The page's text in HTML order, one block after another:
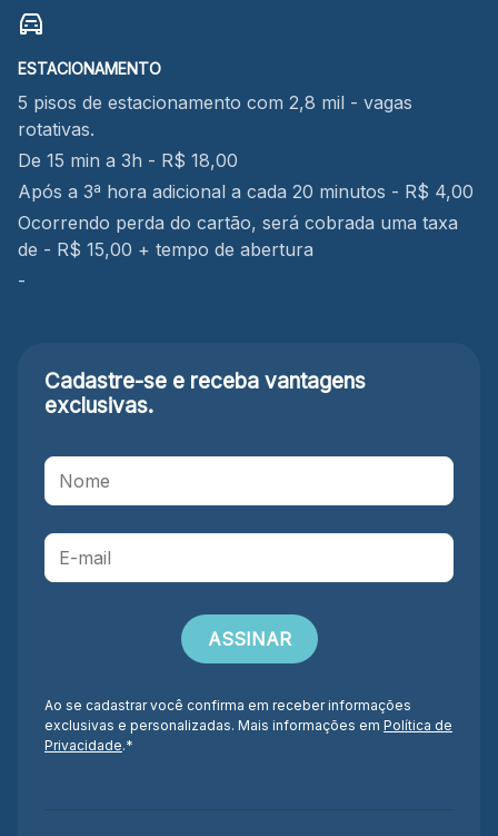
ESTACIONAMENTO
5 pisos de estacionamento com 2,8 mil - vagas
rotativas.
De 15 min a 3h - R$ 18,00
Após a 3ª hora adicional a cada 20 minutos - R$ 4,00
Ocorrendo perda do cartão, será cobrada uma taxa
de - R$ 15,00 + tempo de abertura
-
Cadastre-se e receba vantagens
exclusivas.
Ao se cadastrar você confirma em receber informações
exclusivas e personalizadas. Mais informações em Política de
Privacidade.*